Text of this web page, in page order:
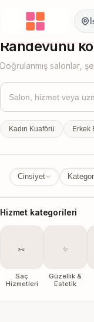
İstanbul
Randevunu
Doğrulanmış salonlar,
Kadın Kuaförü Erkek
Cinsiyet
Hizmet kategorileri
✂️
Saç
Hizmetleri
✨
Güzellik &
Estetik